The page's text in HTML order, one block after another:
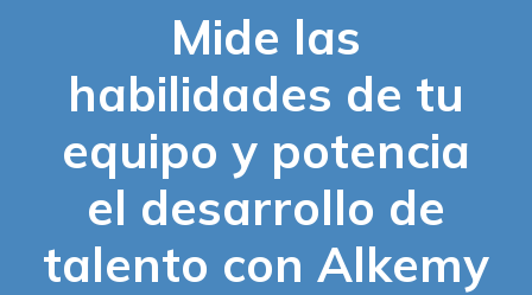
Mide las
habilidades de tu
equipo y potencia
el desarrollo de
talento con Alkemy